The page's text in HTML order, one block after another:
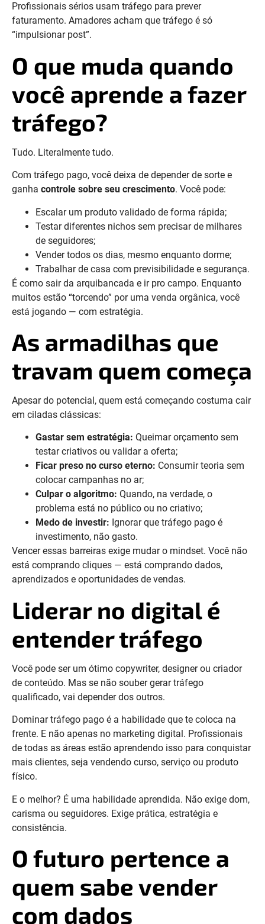
Profissionais sérios usam tráfego para prever
faturamento. Amadores acham que tráfego é só
“impulsionar post”.
O que muda quando
você aprende a fazer
tráfego?
Tudo. Literalmente tudo.
Com tráfego pago, você deixa de depender de sorte e
ganha controle sobre seu crescimento. Você pode:
Escalar um produto validado de forma rápida;
Testar diferentes nichos sem precisar de milhares
de seguidores;
Vender todos os dias, mesmo enquanto dorme;
Trabalhar de casa com previsibilidade e segurança.
É como sair da arquibancada e ir pro campo. Enquanto
muitos estão “torcendo” por uma venda orgânica, você
está jogando — com estratégia.
As armadilhas que
travam quem começa
Apesar do potencial, quem está começando costuma cair
em ciladas clássicas:
Gastar sem estratégia: Queimar orçamento sem
testar criativos ou validar a oferta;
Ficar preso no curso eterno: Consumir teoria sem
colocar campanhas no ar;
Culpar o algoritmo: Quando, na verdade, o
problema está no público ou no criativo;
Medo de investir: Ignorar que tráfego pago é
investimento, não gasto.
Vencer essas barreiras exige mudar o mindset. Você não
está comprando cliques — está comprando dados,
aprendizados e oportunidades de vendas.
Liderar no digital é
entender tráfego
Você pode ser um ótimo copywriter, designer ou criador
de conteúdo. Mas se não souber gerar tráfego
qualificado, vai depender dos outros.
Dominar tráfego pago é a habilidade que te coloca na
frente. E não apenas no marketing digital. Profissionais
de todas as áreas estão aprendendo isso para conquistar
mais clientes, seja vendendo curso, serviço ou produto
físico.
E o melhor? É uma habilidade aprendida. Não exige dom,
carisma ou seguidores. Exige prática, estratégia e
consistência.
O futuro pertence a
quem sabe vender
com dados